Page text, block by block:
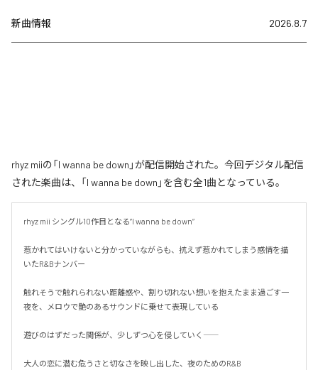
新曲情報 2026.8.7
rhyz miiの「I wanna be down」が配信開始された。今回デジタル配信
された楽曲は、「I wanna be down」を含む全1曲となっている。
rhyz mii シングル10作目となる”I wanna be down”
惹かれてはいけないと分かっていながらも、抗えず惹かれてしまう感情を描
いたR&Bナンバー
触れそうで触れられない距離感や、割り切れない想いを抱えたまま過ごす一
夜を、メロウで艶のあるサウンドに乗せて表現している
遊びのはずだった関係が、少しずつ心を侵していく――
大人の恋に潜む危うさと切なさを映し出した、夜のためのR&B